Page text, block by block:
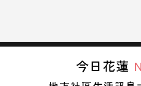
今日花蓮